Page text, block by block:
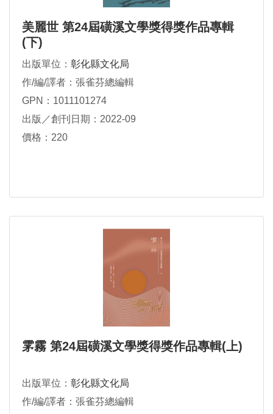
美麗世 第24屆磺溪文學獎得獎作品專輯
(下)
出版單位： 彰化縣文化局
作/編/譯者：張雀芬總編輯
GPN：1011101274
出版／創刊日期：2022-09
價格：220
雺霧 第24屆磺溪文學獎得獎作品專輯(上)
出版單位： 彰化縣文化局
作/編/譯者：張雀芬總編輯